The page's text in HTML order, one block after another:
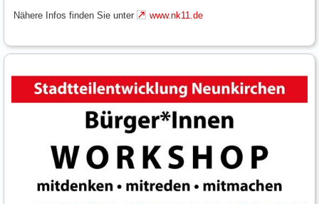
Nähere Infos finden Sie unter www.nk11.de